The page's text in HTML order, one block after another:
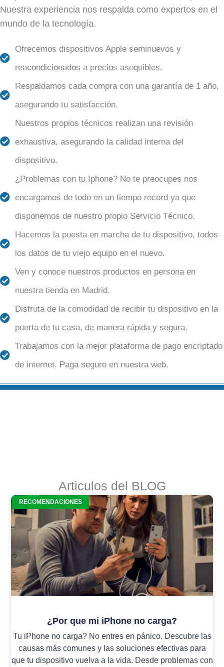
Nuestra experiencia nos respalda como expertos en el
mundo de la tecnología.
Ofrecemos dispositivos Apple seminuevos y
reacondicionados a precios asequibles.
Respaldamos cada compra con una garantía de 1 año,
asegurando tu satisfacción.
Nuestros propios técnicos realizan una revisión
exhaustiva, asegurando la calidad interna del
dispositivo.
¿Problemas con tu Iphone? No te preocupes nos
encargamos de todo en un tiempo record ya que
disponemos de nuestro propio Servicio Técnico.
Hacemos la puesta en marcha de tu dispositivo, todos
los datos de tu viejo equipo en el nuevo.
Ven y conoce nuestros productos en persona en
nuestra tienda en Madrid.
Disfruta de la comodidad de recibir tu dispositivo en la
puerta de tu casa, de manera rápida y segura.
Trabajamos con la mejor plataforma de pago encriptado
de internet. Paga seguro en nuestra web.
Articulos del BLOG
RECOMENDACIONES
¿Por que mi iPhone no carga?
Tu iPhone no carga? No entres en pánico. Descubre las
causas más comunes y las soluciones efectivas para
que tu dispositivo vuelva a la vida. Desde problemas con